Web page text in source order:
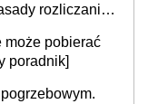
rozliczania
pytania
może pobierać
poradnik]